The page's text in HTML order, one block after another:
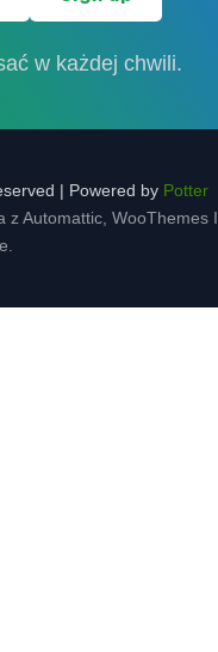
w każdej chwili.
| Powered by Potter
z Automattic, WooThemes I